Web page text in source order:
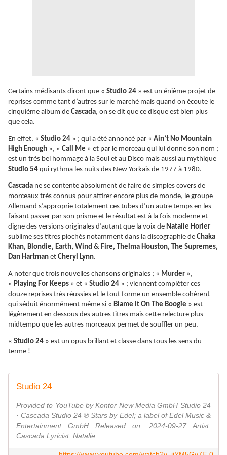
Certains médisants diront que « Studio 24 » est un énième projet de
reprises comme tant d’autres sur le marché mais quand on écoute le
cinquième album de Cascada, on se dit que ce disque est bien plus
que cela.
En effet, « Studio 24 » ; qui a été annoncé par « Ain’t No Mountain
High Enough », « Call Me » et par le morceau qui lui donne son nom ;
est un très bel hommage à la Soul et au Disco mais aussi au mythique
Studio 54 qui rythma les nuits des New Yorkais de 1977 à 1980.
Cascada ne se contente absolument de faire de simples covers de
morceaux très connus pour attirer encore plus de monde, le groupe
Allemand s’approprie totalement ces tubes d’un autre temps en les
faisant passer par son prisme et le résultat est à la fois moderne et
digne des versions originales d’autant que la voix de Natalie Horler
sublime ses titres piochés notamment dans la discographie de Chaka
Khan, Blondie, Earth, Wind & Fire, Thelma Houston, The Supremes,
Dan Hartman et Cheryl Lynn.
A noter que trois nouvelles chansons originales ; « Murder »,
« Playing For Keeps » et « Studio 24 » ; viennent compléter ces
douze reprises très réussies et le tout forme un ensemble cohérent
qui séduit énormément même si « Blame It On The Boogie » est
légèrement en dessous des autres titres mais cette relecture plus
midtempo que les autres morceaux permet de souffler un peu.
« Studio 24 » est un opus brillant et classe dans tous les sens du
terme !
Studio 24
Provided to YouTube by Kontor New Media GmbH Studio 24
· Cascada Studio 24 ℗ Stars by Edel; a label of Edel Music &
Entertainment GmbH Released on: 2024-09-27 Artist:
Cascada Lyricist: Natalie ...